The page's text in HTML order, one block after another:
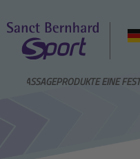
MASSAGEPRODUKTE EINE